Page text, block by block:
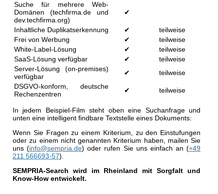
Suche für mehrere Web-
Domänen (techfirma.de und
dev.techfirma.org)
✔
Inhaltliche Duplikatserkennung ✔
teilweise
Frei von Werbung
✔
teilweise
White-Label-Lösung
✔
teilweise
SaaS-Lösung verfügbar
✔
teilweise
Server-Lösung (on-premises)
verfügbar
✔
teilweise
DSGVO-konform, deutsche
Rechenzentren
✔ teilweise
In jedem Beispiel-Film steht oben eine Suchanfrage und
unten eine intelligent findbare Textstelle eines Dokuments:
Wenn Sie Fragen zu einem Kriterium, zu den Einstufungen
oder zu einem nicht genannten Kriterium haben, mailen Sie
uns (info@sempria.de) oder rufen Sie uns einfach an (+49
211 566693-57).
SEMPRIA-Search wird im Rheinland mit Sorgfalt und
Know-How entwickelt.